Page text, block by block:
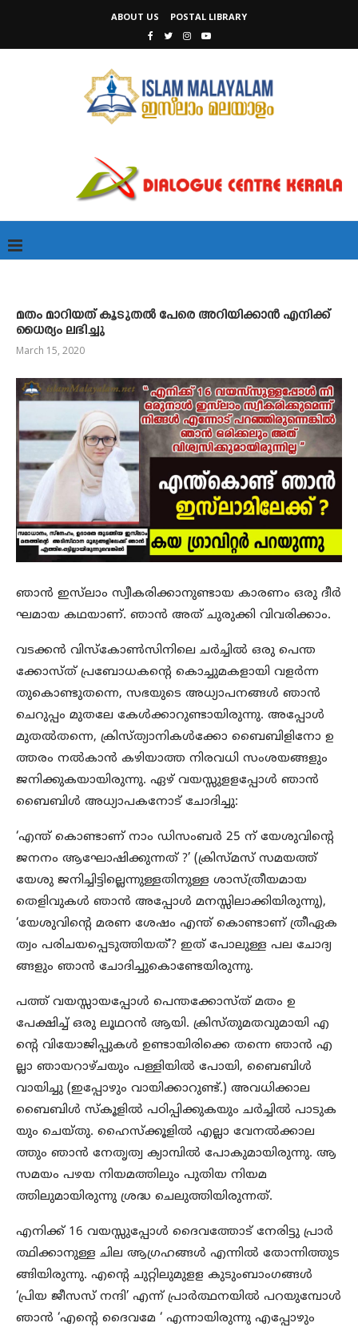
ABOUT US POSTAL LIBRARY
മതം മാറിയത് കൂടുതൽ പേരെ അറിയിക്കാൻ എനിക്ക്
ധൈര്യം ലഭിച്ചു
March 15, 2020
ഞാൻ ഇസ്‌ലാം സ്വീകരിക്കാനുണ്ടായ കാരണം ഒരു ദീർ
ഘമായ കഥയാണ്. ഞാൻ അത് ചുരുക്കി വിവരിക്കാം.
വടക്കൻ വിസ്‌കോൺസിനിലെ ചർച്ചിൽ ഒരു പെന്ത
ക്കോസ്ത് പ്രബോധകന്റെ കൊച്ചുമകളായി വളർന്ന
തുകൊണ്ടുതന്നെ, സഭയുടെ അധ്യാപനങ്ങൾ ഞാൻ
ചെറുപ്പം മുതലേ കേൾക്കാറുണ്ടായിരുന്നു. അപ്പോൾ
മുതൽതന്നെ, ക്രിസ്ത്യാനികൾക്കോ ബൈബിളിനോ ഉ
ത്തരം നൽകാൻ കഴിയാത്ത നിരവധി സംശയങ്ങളും
ജനിക്കുകയായിരുന്നു. ഏഴ് വയസ്സുളളപ്പോൾ ഞാൻ
ബൈബിൾ അധ്യാപകനോട് ചോദിച്ചു:
‘എന്ത് കൊണ്ടാണ് നാം ഡിസംബർ 25 ന് യേശുവിന്റെ
ജനനം ആഘോഷിക്കുന്നത് ?’ (ക്രിസ്മസ് സമയത്ത്
യേശു ജനിച്ചിട്ടില്ലെന്നുള്ളതിനുള്ള ശാസ്ത്രീയമായ
തെളിവുകൾ ഞാൻ അപ്പോൾ മനസ്സിലാക്കിയിരുന്നു),
‘യേശുവിന്റെ മരണ ശേഷം എന്ത് കൊണ്ടാണ് ത്രീഏക
ത്വം പരിചയപ്പെടുത്തിയത്’? ഇത് പോലുള്ള പല ചോദ്യ
ങ്ങളും ഞാൻ ചോദിച്ചുകൊണ്ടേയിരുന്നു.
പത്ത് വയസ്സായപ്പോൾ പെന്തക്കോസ്ത് മതം ഉ
പേക്ഷിച്ച് ഒരു ലൂഥറൻ ആയി. ക്രിസ്തുമതവുമായി എ
ന്റെ വിയോജിപ്പുകൾ ഉണ്ടായിരിക്കെ തന്നെ ഞാൻ എ
ല്ലാ ഞായറാഴ്ചയും പള്ളിയിൽ പോയി, ബൈബിൾ
വായിച്ചു (ഇപ്പോഴും വായിക്കാറുണ്ട്.) അവധിക്കാല
ബൈബിൾ സ്‌കൂളിൽ പഠിപ്പിക്കുകയും ചർച്ചിൽ പാടുക
യും ചെയ്തു. ഹൈസ്‌ക്കൂളിൽ എല്ലാ വേനൽക്കാല
ത്തും ഞാൻ നേതൃത്വ ക്യാമ്പിൽ പോകുമായിരുന്നു. ആ
സമയം പഴയ നിയമത്തിലും പുതിയ നിയമ
ത്തിലുമായിരുന്നു ശ്രദ്ധ ചെലുത്തിയിരുന്നത്.
എനിക്ക് 16 വയസ്സുപ്പോൾ ദൈവത്തോട് നേരിട്ടു പ്രാർ
ത്ഥിക്കാനുള്ള ചില ആഗ്രഹങ്ങൾ എന്നിൽ തോന്നിത്തുട
ങ്ങിയിരുന്നു. എന്റെ ചുറ്റിലുമുളള കുടുംബാംഗങ്ങൾ
‘പ്രിയ ജീസസ് നന്ദി’ എന്ന് പ്രാർത്ഥനയിൽ പറയുമ്പോൾ
ഞാൻ ‘എന്റെ ദൈവമേ ‘ എന്നായിരുന്നു എപ്പോഴും